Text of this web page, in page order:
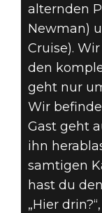
alternden
Newman)
Cruise).
den
geht nur
Wir
Gast geht
ihn
samtigen
hast du
„Hier